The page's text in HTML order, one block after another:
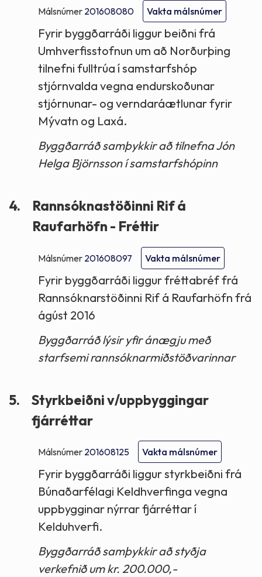
Málsnúmer 201608080 Vakta málsnúmer
Fyrir byggðarráði liggur beiðni frá
Umhverfisstofnun um að Norðurþing
tilnefni fulltrúa í samstarfshóp
stjórnvalda vegna endurskoðunar
stjórnunar- og verndaráætlunar fyrir
Mývatn og Laxá.
Byggðarráð samþykkir að tilnefna Jón
Helga Björnsson í samstarfshópinn
4.
Rannsóknastöðinni Rif á
Raufarhöfn - Fréttir
Málsnúmer 201608097 Vakta málsnúmer
Fyrir byggðarráði liggur fréttabréf frá
Rannsóknarstöðinni Rif á Raufarhöfn frá
ágúst 2016
Byggðarráð lýsir yfir ánægju með
starfsemi rannsóknarmiðstöðvarinnar
5.
Styrkbeiðni v/uppbyggingar
fjárréttar
Málsnúmer 201608125 Vakta málsnúmer
Fyrir byggðarráði liggur styrkbeiðni frá
Búnaðarfélagi Keldhverfinga vegna
uppbygginar nýrrar fjárréttar í
Kelduhverfi.
Byggðarráð samþykkir að styðja
verkefnið um kr. 200.000,-